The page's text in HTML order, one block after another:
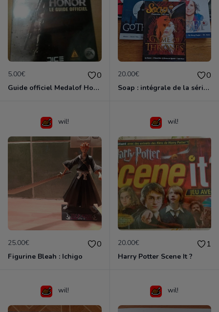
5.00€ 0
Guide officiel Medalof Honor
20.00€ 0
Soap : intégrale de la série de mook (5 vol. VF - TBE)
wil!
25.00€ 0
Figurine Bleah : Ichigo
wil!
20.00€ 1
Harry Potter Scene It ?
wil! wil!